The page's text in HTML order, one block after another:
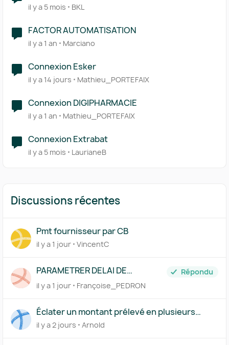
il y a 5 mois BKL
FACTOR AUTOMATISATION
il y a 1 an Marciano
Connexion Esker
il y a 14 jours Mathieu_PORTEFAIX
Connexion DIGIPHARMACIE
il y a 1 an Mathieu_PORTEFAIX
Connexion Extrabat
il y a 5 mois LaurianeB
Discussions récentes
Pmt fournisseur par CB
il y a 1 jour VincentC
PARAMETRER DELAI DE
PAIEMENT FICHE FOURNISSEUR
Répondu
il y a 1 jour
Françoise_PEDRON
Éclater un montant prélevé en plusieurs
comptes via le Centre des règles
il y a 2 jours Arnold